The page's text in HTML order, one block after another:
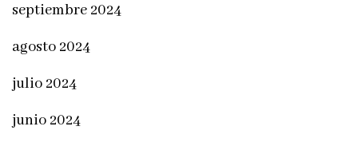
septiembre 2024
agosto 2024
julio 2024
junio 2024